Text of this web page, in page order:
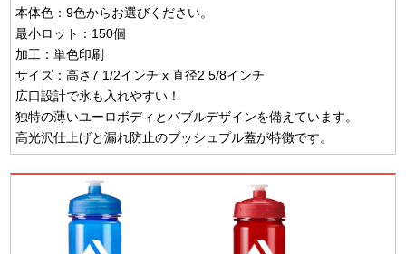
本体色：9色からお選びください。
最小ロット：150個
加工：単色印刷
サイズ：高さ7 1/2インチ x 直径2 5/8インチ
広口設計で氷も入れやすい！
独特の薄いユーロボディとバブルデザインを備えています。
高光沢仕上げと漏れ防止のプッシュプル蓋が特徴です。